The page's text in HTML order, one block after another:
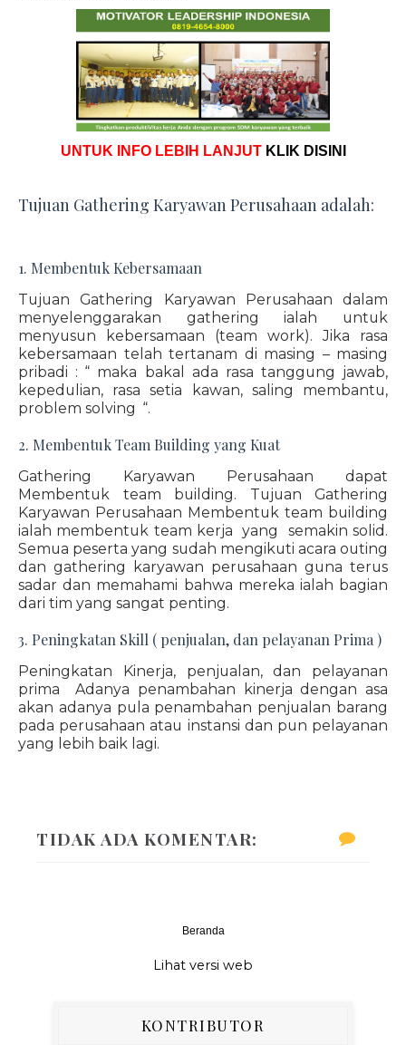
UNTUK INFO LEBIH LANJUT KLIK DISINI
Tujuan Gathering Karyawan Perusahaan adalah:
1. Membentuk Kebersamaan
Tujuan Gathering Karyawan Perusahaan dalam
menyelenggarakan gathering ialah untuk
menyusun kebersamaan (team work). Jika rasa
kebersamaan telah tertanam di masing – masing
pribadi : “ maka bakal ada rasa tanggung jawab,
kepedulian, rasa setia kawan, saling membantu,
problem solving “.
2. Membentuk Team Building yang Kuat
Gathering Karyawan Perusahaan dapat
Membentuk team building. Tujuan Gathering
Karyawan Perusahaan Membentuk team building
ialah membentuk team kerja yang semakin solid.
Semua peserta yang sudah mengikuti acara outing
dan gathering karyawan perusahaan guna terus
sadar dan memahami bahwa mereka ialah bagian
dari tim yang sangat penting.
3. Peningkatan Skill ( penjualan, dan pelayanan Prima )
Peningkatan Kinerja, penjualan, dan pelayanan
prima Adanya penambahan kinerja dengan asa
akan adanya pula penambahan penjualan barang
pada perusahaan atau instansi dan pun pelayanan
yang lebih baik lagi.
TIDAK ADA KOMENTAR:
Beranda
Lihat versi web
KONTRIBUTOR